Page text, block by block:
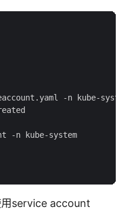
-n kube-
-n kube-system
service account